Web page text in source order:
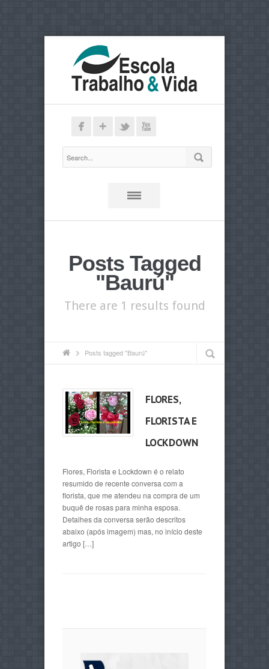
Posts Tagged
"Baurú"
There are 1 results found
Posts tagged "Baurú"
FLORES,
FLORISTA E
LOCKDOWN
Flores, Florista e Lockdown é o relato
resumido de recente conversa com a
florista, que me atendeu na compra de um
buquê de rosas para minha esposa.
Detalhes da conversa serão descritos
abaixo (após imagem) mas, no início deste
artigo […]